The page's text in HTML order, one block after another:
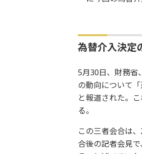
為替介入決定
5月30日、財務省
の動向について
と報道された。
る。
この三者会合は
合後の記者会見